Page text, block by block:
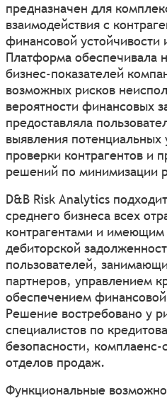
предназначен для
взаимодействия с
финансовой устойчивости
Платформа обеспечивала
бизнес-показателей
возможных рисков
вероятности финансовых
предоставляла
выявления потенциальных
проверки контрагентов и
решений по минимизации
D&B Risk Analytics
среднего бизнеса всех
контрагентами и
дебиторской
пользователей,
партнеров, управлением
обеспечением
Решение востребовано у
специалистов по
безопасности, комплаенс-
отделов продаж.
Функциональные